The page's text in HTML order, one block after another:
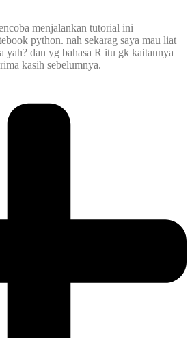
menjalankan tutorial ini
python. nah sekarag saya mau liat
yah? dan yg bahasa R itu gk kaitannya
kasih sebelumnya.